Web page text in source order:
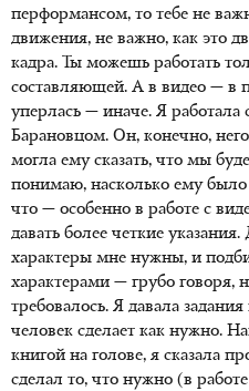
перформансом, то тебе не
движения, не важно, как это
кадра. Ты можешь работать
составляющей. А в видео — в
уперлась — иначе. Я работала
Барановцом. Он, конечно,
могла ему сказать, что мы
понимаю, насколько ему было
что — особенно в работе с
давать более четкие
характеры мне нужны, и
характерами — грубо говоря,
требовалось. Я давала
человек сделает как нужно.
книгой на голове, я сказала
сделал то, что нужно (в